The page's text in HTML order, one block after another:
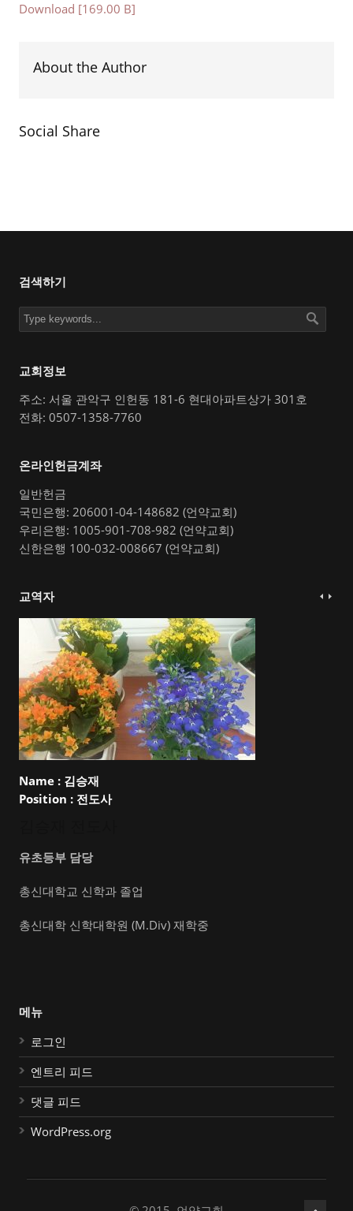
Download [169.00 B]
About the Author
Social Share
검색하기
교회정보
주소: 서울 관악구 인헌동 181-6 현대아파트상가 301호
전화: 0507-1358-7760
온라인헌금계좌
일반헌금
국민은행: 206001-04-148682 (언약교회)
우리은행: 1005-901-708-982 (언약교회)
신한은행 100-032-008667 (언약교회)
교역자
Name : 김승재
Position : 전도사
유초등부 담당
총신대학교 신학과 졸업
총신대학 신학대학원 (M.Div) 재학중
메뉴
로그인
엔트리 피드
댓글 피드
WordPress.org